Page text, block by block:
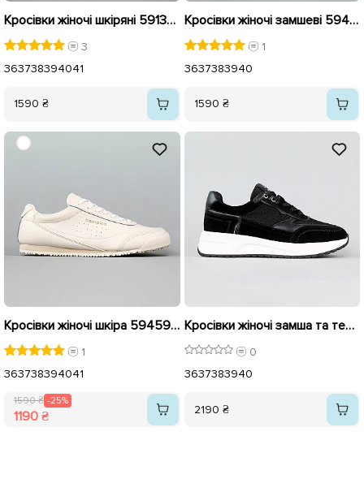
Кросівки жіночі шкіряні 591339 Білі
3
363738394041
1590 ₴
Кросівки жіночі замшеві 594330 Білі Сірі
1
3637383940
1590 ₴
Кросівки жіночі шкіра 594594 Бежеві розпродаж
1
363738394041
1590 ₴ -25%
1190 ₴
Кросівки жіночі замша та текстиль 594328 Чорні
0
3637383940
2190 ₴